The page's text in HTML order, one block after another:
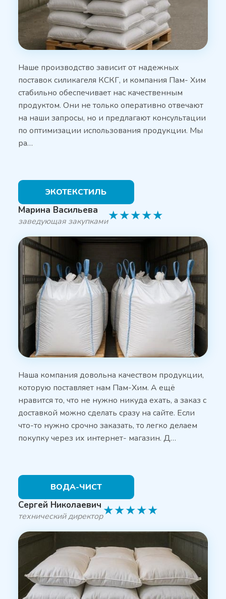
Наше производство зависит от надежных
поставок силикагеля КСКГ, и компания Пам- Хим
стабильно обеспечивает нас качественным
продуктом. Они не только оперативно отвечают
на наши запросы, но и предлагают консультации
по оптимизации использования продукции. Мы
ра…
ЭКОТЕКСТИЛЬ
Марина Васильева
заведующая закупками★★★★★
Наша компания довольна качеством продукции,
которую поставляет нам Пам-Хим. А ещё
нравится то, что не нужно никуда ехать, а заказ с
доставкой можно сделать сразу на сайте. Если
что-то нужно срочно заказать, то легко делаем
покупку через их интернет- магазин. Д…
ВОДА-ЧИСТ
Сергей Николаевич
технический директор★★★★★